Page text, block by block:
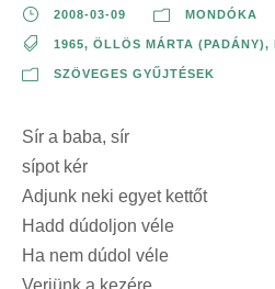
2008-03-09 MONDÓKA
1965, ÖLLÖS MÁRTA (PADÁNY),
SZÖVEGES GYŰJTÉSEK
Sír a baba, sír
sípot kér
Adjunk neki egyet kettőt
Hadd dúdoljon véle
Ha nem dúdol véle